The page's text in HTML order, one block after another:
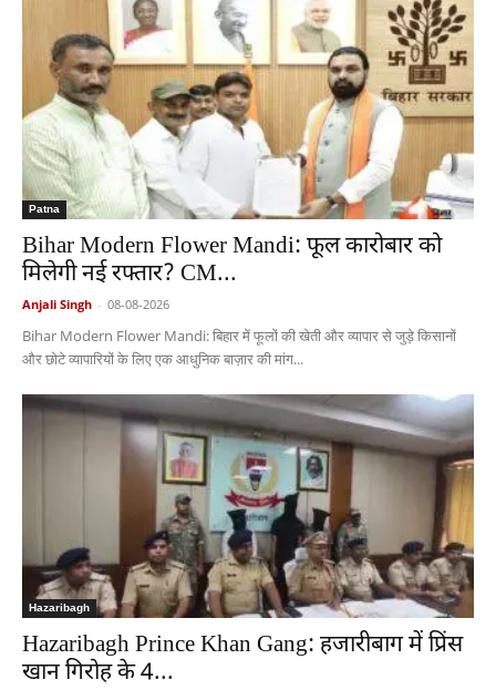
Patna
Bihar Modern Flower Mandi: फूल कारोबार को
मिलेगी नई रफ्तार? CM...
Anjali Singh - 08-08-2026
Bihar Modern Flower Mandi: बिहार में फूलों की खेती और व्यापार से जुड़े किसानों
और छोटे व्यापारियों के लिए एक आधुनिक बाज़ार की मांग...
Hazaribagh
Hazaribagh Prince Khan Gang: हजारीबाग में प्रिंस
खान गिरोह के 4...